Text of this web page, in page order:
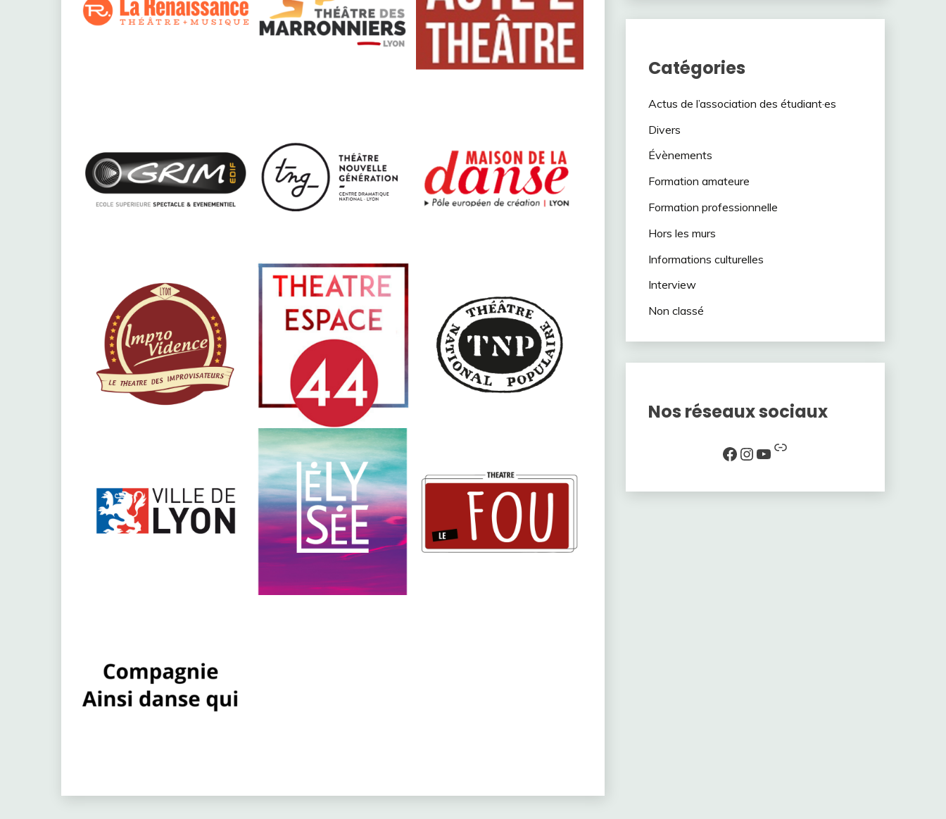
Catégories
Actus de l’association des étudiant·es
Divers
Évènements
Formation amateure
Formation professionnelle
Hors les murs
Informations culturelles
Interview
Non classé
Nos réseaux sociaux
Facebook
Instagram
YouTube
Lien